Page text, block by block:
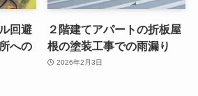
回避
への
２階建てアパートの折板屋
根の塗装工事での雨漏り
2026年2月3日